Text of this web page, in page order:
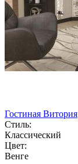
Гостиная Витория
Стиль:
Классический
Цвет:
Венге